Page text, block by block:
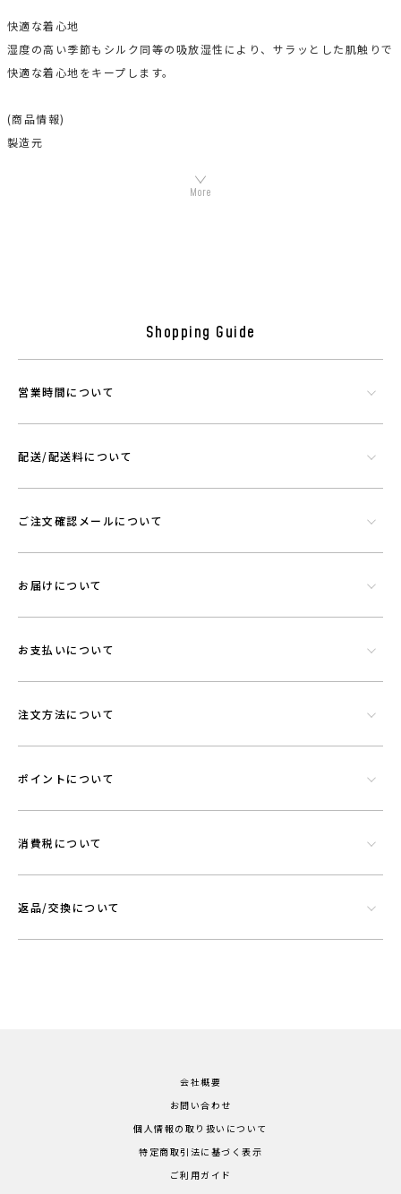
快適な着心地
湿度の高い季節もシルク同等の吸放湿性により、サラッとした肌触りで
快適な着心地をキープします。
(商品情報)
製造元
組成：綿100％ (プラウシオン加工)
シリカやトルマリンなど数種類の天然鉱石でできたミネラル混合体で
す。功績を微細に粉砕したものを染色工程で繊維にコーティングさせウ
Shopping Guide
営業時間について
配送/配送料について
ご注文確認メールについて
お届けについて
お支払いについて
注文方法について
ポイントについて
消費税について
返品/交換について
会社概要
お問い合わせ
個人情報の取り扱いについて
特定商取引法に基づく表示
ご利用ガイド